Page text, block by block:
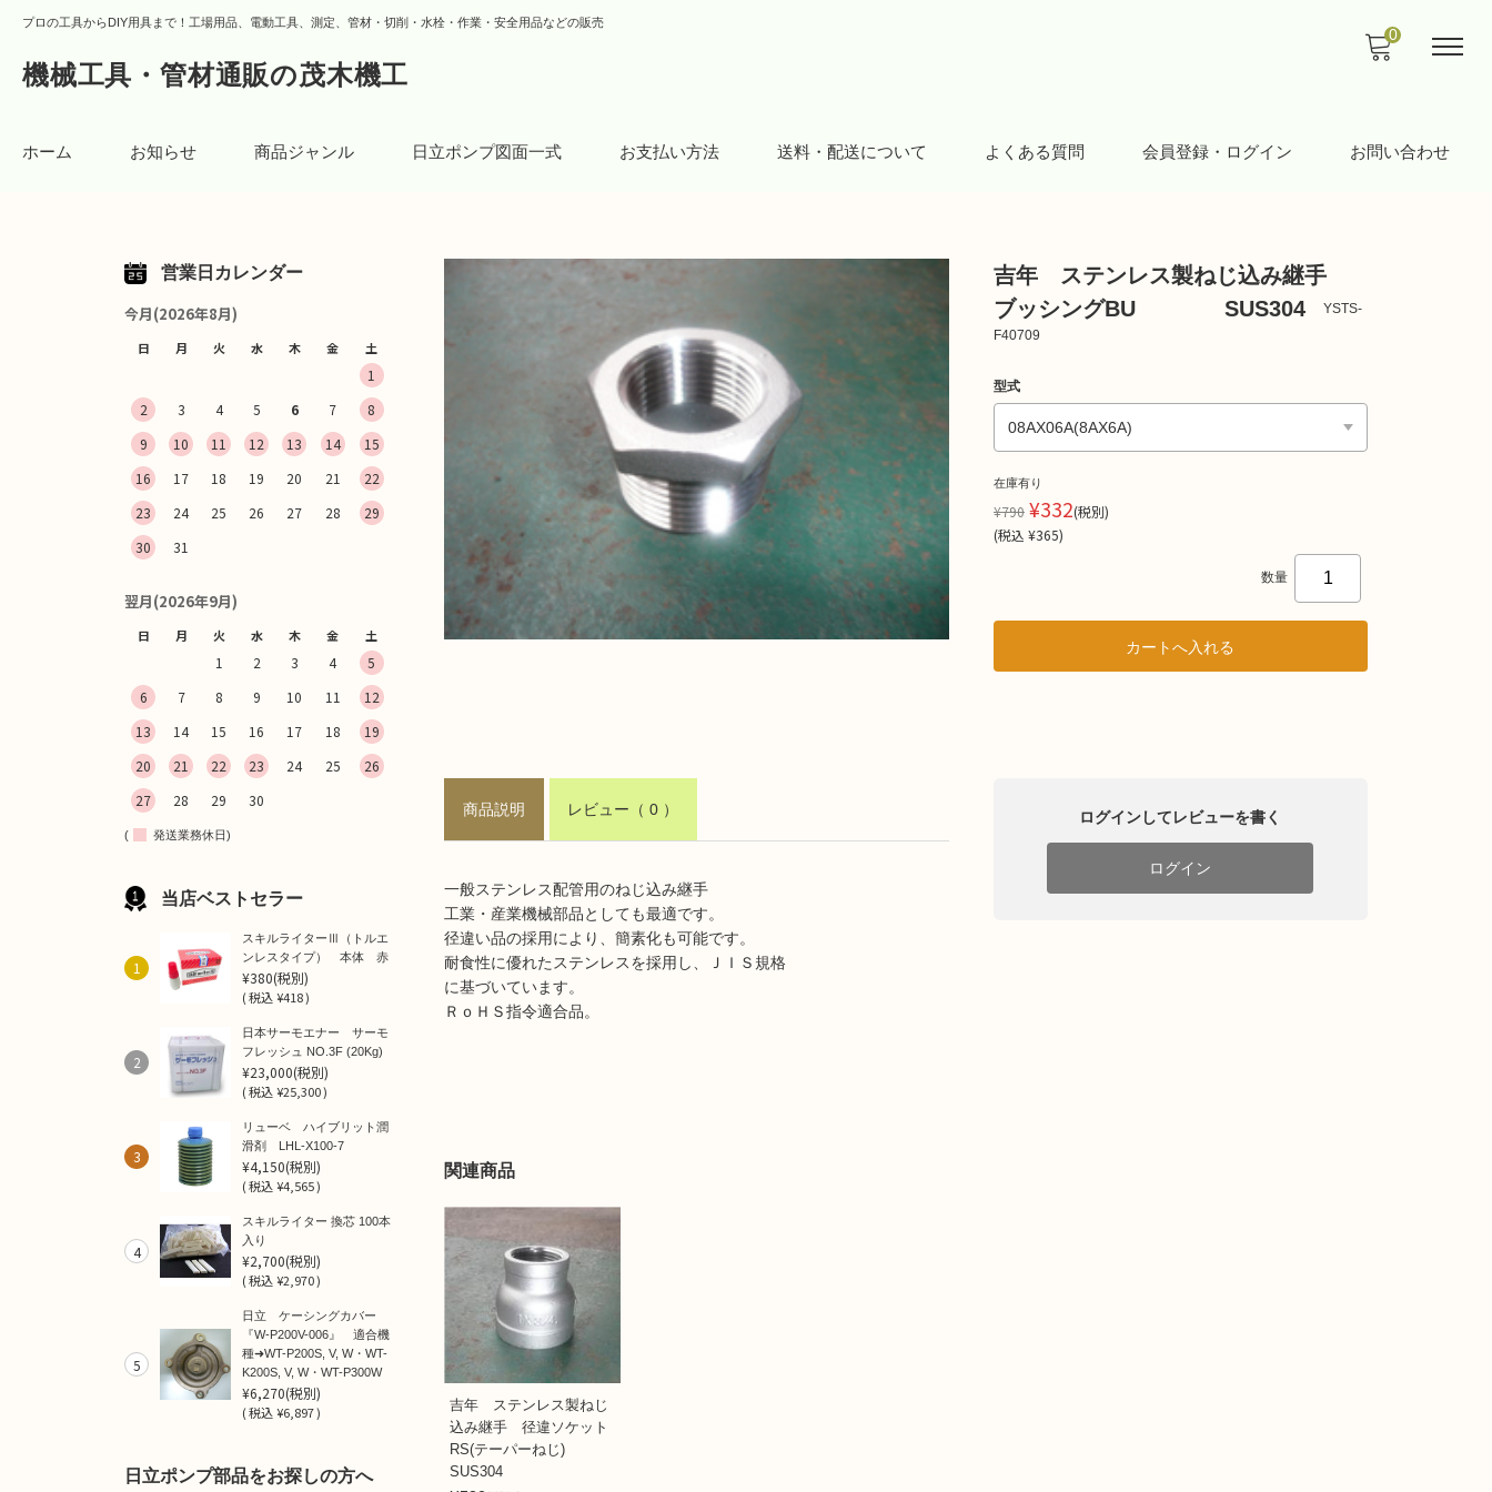
プロの工具からDIY用具まで！工場用品、電動工具、測定、管材・切削・水栓・作業・安全用品などの販売
機械工具・管材通販の茂木機工
ホーム お知らせ 商品ジャンル 日立ポンプ図面一式 お支払い方法 送料・配送について よくある質問 会員登録・ログイン お問い合わせ
0
吉年 ステンレス製ねじ込み継手
ブッシングBU SUS304
YSTS-
F40709
型式
在庫有り
¥790 ¥332(税別)
(税込 ¥365)
数量
商品説明 レビュー （ 0 ）
一般ステンレス配管用のねじ込み継手
工業・産業機械部品としても最適です。
径違い品の採用により、簡素化も可能です。
耐食性に優れたステンレスを採用し、ＪＩＳ規格
に基づいています。
ＲｏＨＳ指令適合品。
ログインしてレビューを書く
ログイン
関連商品
吉年 ステンレス製ねじ
込み継手 径違ソケット
RS(テーパーねじ)
SUS304
営業日カレンダー
今月(2026年8月)
日 月 火 水 木 金 土
1
2
3 4 5 6 7
8
9
10 11 12 13 14
15
16
17 18 19 20 21
22
23
24 25 26 27 28
29
30
31
翌月(2026年9月)
日 月 火 水 木 金 土
1 2 3 4
5
6
7 8 9 10 11
12
13
14 15 16 17 18
19
20
21 22 23 24 25
26
27
28 29 30
( 発送業務休日)
当店ベストセラー
1
スキルライターⅢ（トルエ
ンレスタイプ） 本体 赤
¥380(税別)
(税込¥418 )
2
日本サーモエナー サーモ
フレッシュ NO.3F (20Kg)
¥23,000(税別)
(税込¥25,300 )
3
リューベ ハイブリット潤
滑剤 LHL-X100-7
¥4,150(税別)
(税込¥4,565 )
4
スキルライター 換芯 100本
入り
¥2,700(税別)
(税込¥2,970 )
5
日立 ケーシングカバー
『W-P200V-006』 適合機
種➜WT-P200S, V, W・WT-
K200S, V, W・WT-P300W
¥6,270(税別)
(税込¥6,897 )
日立ポンプ部品をお探しの方へ